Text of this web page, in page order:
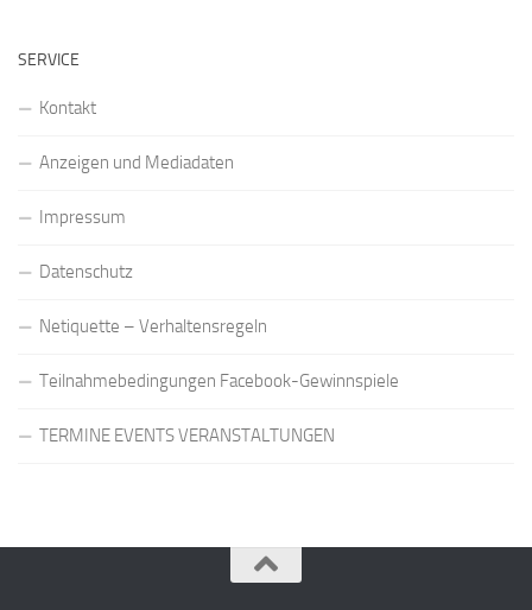
SERVICE
Kontakt
Anzeigen und Mediadaten
Impressum
Datenschutz
Netiquette – Verhaltensregeln
Teilnahmebedingungen Facebook-Gewinnspiele
TERMINE EVENTS VERANSTALTUNGEN